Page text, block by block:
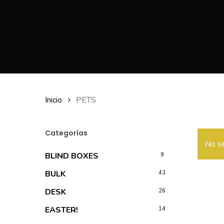
Inicio PETS
Categorías
BLIND BOXES 9
BULK 43
DESK 26
EASTER! 14
No